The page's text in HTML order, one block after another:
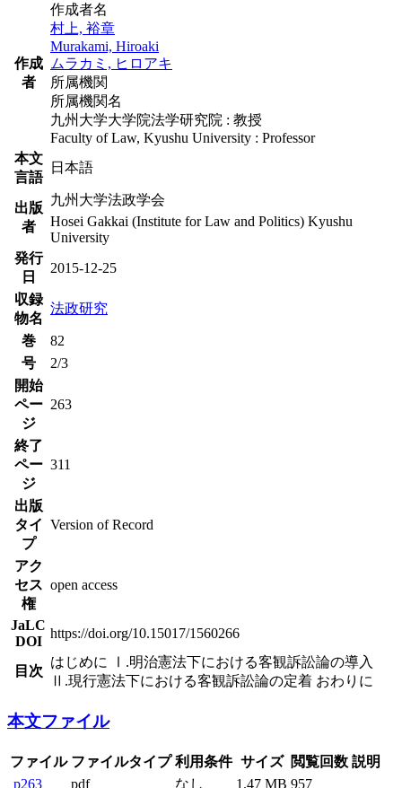
作成
者
作成者名
村上, 裕章
Murakami, Hiroaki
ムラカミ, ヒロアキ
所属機関
所属機関名
九州大学大学院法学研究院 : 教授
Faculty of Law, Kyushu University : Professor
本文
言語
日本語
出版
者
九州大学法政学会
Hosei Gakkai (Institute for Law and Politics) Kyushu
University
発行
日
2015-12-25
収録
物名
法政研究
巻
82
号
2/3
開始
ペー
ジ
263
終了
ペー
ジ
311
出版
タイ
プ
Version of Record
アク
セス
権
open access
JaLC
DOI
https://doi.org/10.15017/1560266
目次
はじめに Ⅰ.明治憲法下における客観訴訟論の導入
Ⅱ.現行憲法下における客観訴訟論の定着 おわりに
本文ファイル
ファイル ファイルタイプ 利用条件 サイズ 閲覧回数 説明
p263
pdf なし 1.47 MB 957